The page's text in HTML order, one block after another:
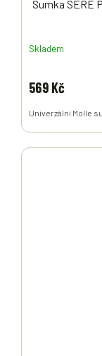
Sumka SERE
Skladem
569 Kč
Univerzální Molle